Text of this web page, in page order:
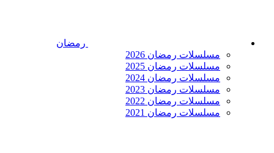
رمضان
مسلسلات رمضان 2026
مسلسلات رمضان 2025
مسلسلات رمضان 2024
مسلسلات رمضان 2023
مسلسلات رمضان 2022
مسلسلات رمضان 2021